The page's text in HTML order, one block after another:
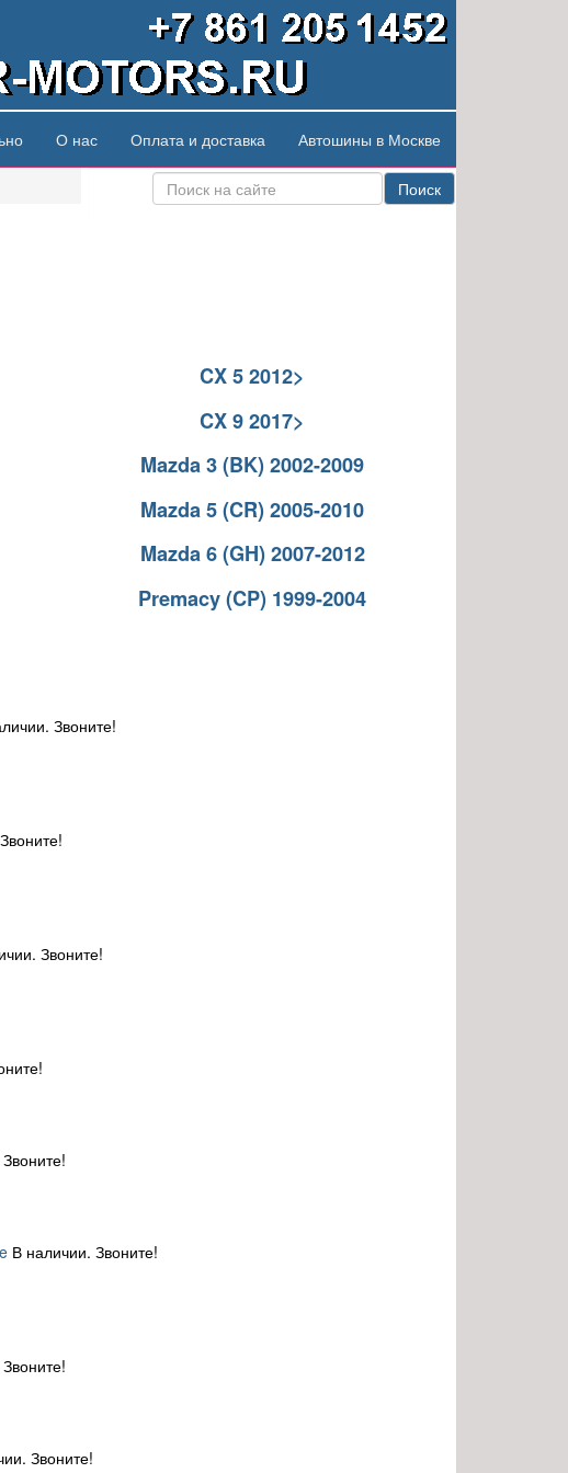
О нас Оплата и доставка Автошины в Москве
Поиск
CX 5 2012>
CX 9 2017>
Mazda 3 (BK) 2002-2009
Mazda 5 (CR) 2005-2010
Mazda 6 (GH) 2007-2012
Premacy (CP) 1999-2004
Звоните!
Звоните!
В наличии. Звоните!
Звоните!